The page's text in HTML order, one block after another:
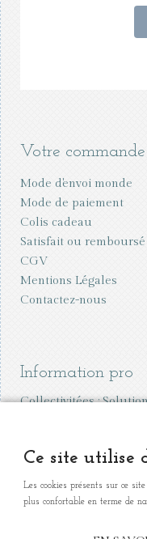
Votre commande
Mode d'envoi monde
Mode de paiement
Colis cadeau
Satisfait ou remboursé
CGV
Mentions Légales
Contactez-nous
Information pro
Collectivitées :
Ce site utilise
Les cookies présents sur ce
plus confortable en terme de